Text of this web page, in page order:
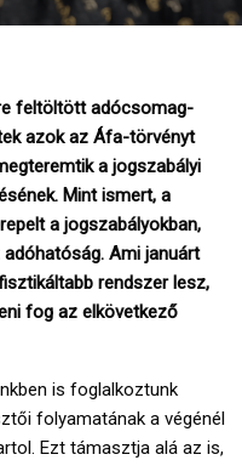
feltöltött adócsomag-
azok az Áfa-törvényt
a jogszabályi
Mint ismert, a
a jogszabályokban,
Ami januárt
rendszer lesz,
fog az elkövetkező
is foglalkoztunk
folyamatának a végénél
Ezt támasztja alá az is,